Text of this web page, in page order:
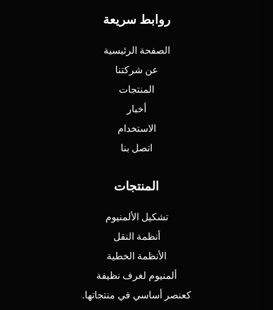
روابط سريعة
الصفحة الرئيسية
عن شركتنا
المنتجات
أخبار
الاستخدام
اتصل بنا
المنتجات
تشكيل الألمنيوم
أنظمة النقل
الأنظمة الخطية
ألمنيوم لغرف نظيفة
كعنصر أساسي في منتجاتها.